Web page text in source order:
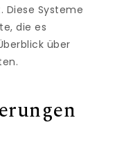
Diese Systeme
die es
über